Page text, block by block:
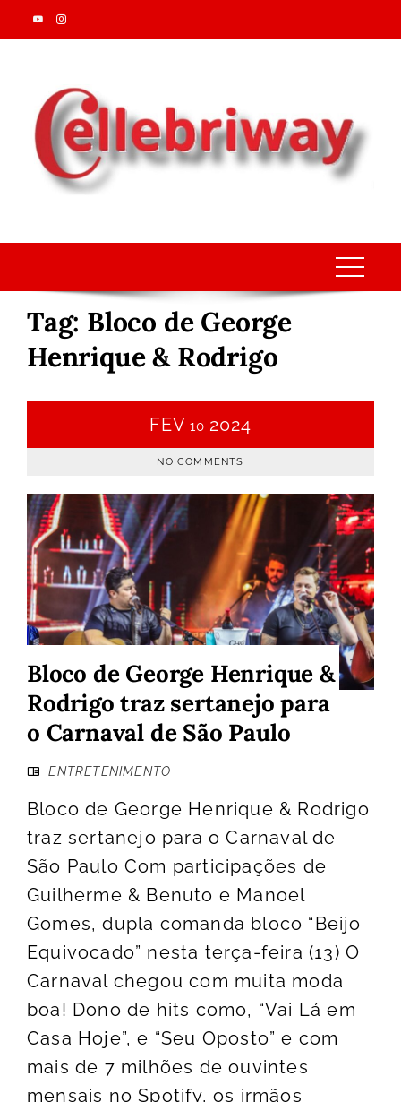
Skip
to
Tag: Bloco de George
Henrique & Rodrigo
FEV 10 2024
NO COMMENTS
Bloco de George Henrique &
Rodrigo traz sertanejo para
o Carnaval de São Paulo
ENTRETENIMENTO
Bloco de George Henrique & Rodrigo
traz sertanejo para o Carnaval de
São Paulo Com participações de
Guilherme & Benuto e Manoel
Gomes, dupla comanda bloco “Beijo
Equivocado” nesta terça-feira (13) O
Carnaval chegou com muita moda
boa! Dono de hits como, “Vai Lá em
Casa Hoje”, e “Seu Oposto” e com
mais de 7 milhões de ouvintes
mensais no Spotify, os irmãos